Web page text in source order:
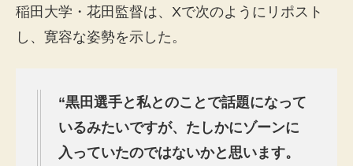
稲田大学・花田監督は、Xで次のようにリポスト
し、寛容な姿勢を示した。
“黒田選手と私とのことで話題になって
いるみたいですが、たしかにゾーンに
入っていたのではないかと思います。